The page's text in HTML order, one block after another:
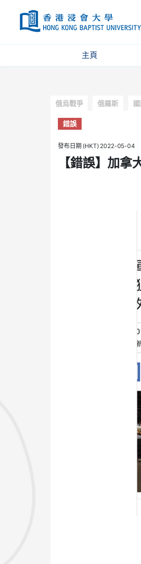
主頁
Categories
俄烏戰爭 俄羅斯
錯誤
發布日期 (HKT) 2022-05-04
【錯誤】加